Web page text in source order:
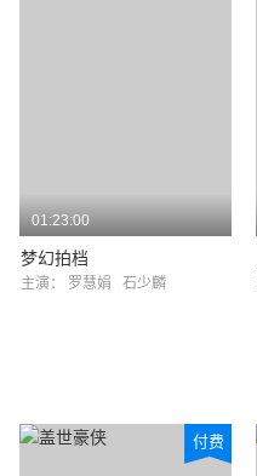
01:23:00
梦幻拍档
主演： 罗慧娟 石少麟
付费